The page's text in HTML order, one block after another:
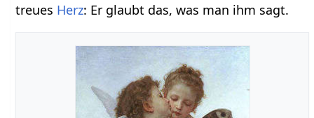
treues Herz: Er glaubt das, was man ihm sagt.